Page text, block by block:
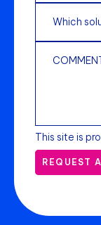
This site is
REQUEST